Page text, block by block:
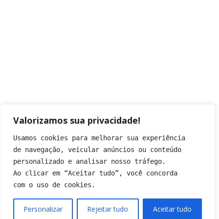
Valorizamos sua privacidade!
Usamos cookies para melhorar sua experiência
de navegação, veicular anúncios ou conteúdo
personalizado e analisar nosso tráfego.
Ao clicar em “Aceitar tudo”, você concorda
com o uso de cookies.
Personalizar Rejeitar tudo Aceitar tudo